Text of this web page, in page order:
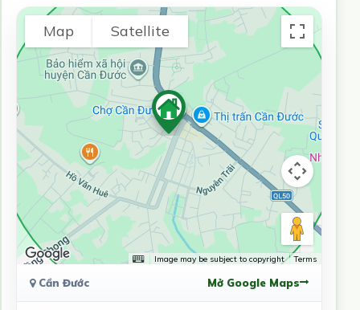
Map Satellite
Image may be subject to copyright Terms
Cần Đước Mở Google Maps